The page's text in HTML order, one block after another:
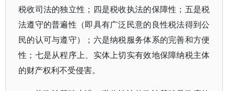
税收司法的独立性；四是税收执法的保障性；五是税
法遵守的普遍性（即具有广泛民意的良性税法得到公
民的认可与遵守）；六是纳税服务体系的完善和方便
性；七是从程序上、实体上切实有效地保障纳税主体
的财产权利不受侵害。